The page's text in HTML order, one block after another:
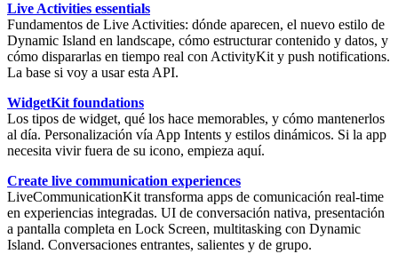
Live Activities essentials
Fundamentos de Live Activities: dónde aparecen, el nuevo estilo de
Dynamic Island en landscape, cómo estructurar contenido y datos, y
cómo dispararlas en tiempo real con ActivityKit y push notifications.
La base si voy a usar esta API.
WidgetKit foundations
Los tipos de widget, qué los hace memorables, y cómo mantenerlos
al día. Personalización vía App Intents y estilos dinámicos. Si la app
necesita vivir fuera de su icono, empieza aquí.
Create live communication experiences
LiveCommunicationKit transforma apps de comunicación real-time
en experiencias integradas. UI de conversación nativa, presentación
a pantalla completa en Lock Screen, multitasking con Dynamic
Island. Conversaciones entrantes, salientes y de grupo.